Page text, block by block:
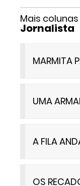
Mais
Jornalista
MARMITA
UMA
A FILA
OS